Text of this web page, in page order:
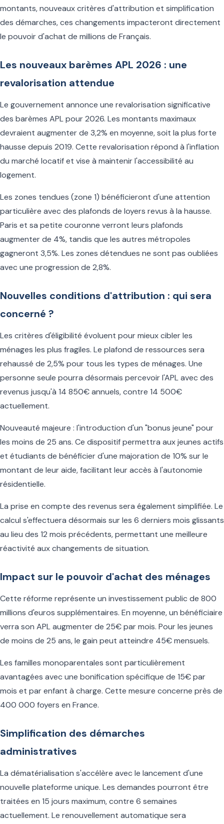
montants, nouveaux critères d'attribution et simplification
des démarches, ces changements impacteront directement
le pouvoir d'achat de millions de Français.
Les nouveaux barèmes APL 2026 : une
revalorisation attendue
Le gouvernement annonce une revalorisation significative
des barèmes APL pour 2026. Les montants maximaux
devraient augmenter de 3,2% en moyenne, soit la plus forte
hausse depuis 2019. Cette revalorisation répond à l'inflation
du marché locatif et vise à maintenir l'accessibilité au
logement.
Les zones tendues (zone 1) bénéficieront d'une attention
particulière avec des plafonds de loyers revus à la hausse.
Paris et sa petite couronne verront leurs plafonds
augmenter de 4%, tandis que les autres métropoles
gagneront 3,5%. Les zones détendues ne sont pas oubliées
avec une progression de 2,8%.
Nouvelles conditions d'attribution : qui sera
concerné ?
Les critères d'éligibilité évoluent pour mieux cibler les
ménages les plus fragiles. Le plafond de ressources sera
rehaussé de 2,5% pour tous les types de ménages. Une
personne seule pourra désormais percevoir l'APL avec des
revenus jusqu'à 14 850€ annuels, contre 14 500€
actuellement.
Nouveauté majeure : l'introduction d'un "bonus jeune" pour
les moins de 25 ans. Ce dispositif permettra aux jeunes actifs
et étudiants de bénéficier d'une majoration de 10% sur le
montant de leur aide, facilitant leur accès à l'autonomie
résidentielle.
La prise en compte des revenus sera également simplifiée. Le
calcul s'effectuera désormais sur les 6 derniers mois glissants
au lieu des 12 mois précédents, permettant une meilleure
réactivité aux changements de situation.
Impact sur le pouvoir d'achat des ménages
Cette réforme représente un investissement public de 800
millions d'euros supplémentaires. En moyenne, un bénéficiaire
verra son APL augmenter de 25€ par mois. Pour les jeunes
de moins de 25 ans, le gain peut atteindre 45€ mensuels.
Les familles monoparentales sont particulièrement
avantagées avec une bonification spécifique de 15€ par
mois et par enfant à charge. Cette mesure concerne près de
400 000 foyers en France.
Simplification des démarches
administratives
La dématérialisation s'accélère avec le lancement d'une
nouvelle plateforme unique. Les demandes pourront être
traitées en 15 jours maximum, contre 6 semaines
actuellement. Le renouvellement automatique sera